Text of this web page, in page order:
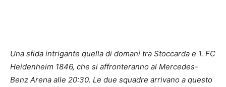
Una sfida intrigante quella di domani tra Stoccarda e 1. FC
Heidenheim 1846, che si affronteranno al Mercedes-
Benz Arena alle 20:30. Le due squadre arrivano a questo